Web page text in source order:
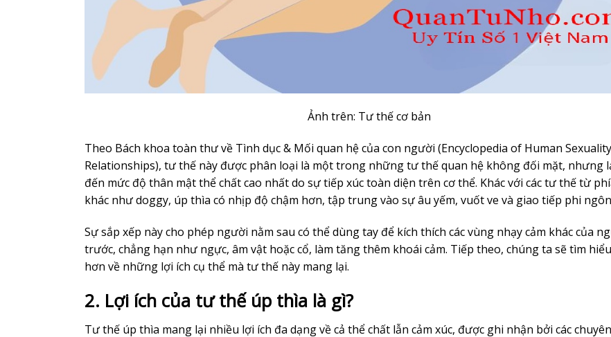
Ảnh trên: Tư thế cơ bản
Theo Bách khoa toàn thư về Tình dục & Mối quan hệ của con người (Encyclopedia of Human
Relationships), tư thế này được phân loại là một trong những tư thế quan hệ không đối mặt, nhưng
đến mức độ thân mật thể chất cao nhất do sự tiếp xúc toàn diện trên cơ thể. Khác với các tư thế từ
khác như doggy, úp thìa có nhịp độ chậm hơn, tập trung vào sự âu yếm, vuốt ve và giao tiếp phi
Sự sắp xếp này cho phép người nằm sau có thể dùng tay để kích thích các vùng nhạy cảm khác của
trước, chẳng hạn như ngực, âm vật hoặc cổ, làm tăng thêm khoái cảm. Tiếp theo, chúng ta sẽ tìm
hơn về những lợi ích cụ thể mà tư thế này mang lại.
2. Lợi ích của tư thế úp thìa là gì?
Tư thế úp thìa mang lại nhiều lợi ích đa dạng về cả thể chất lẫn cảm xúc, được ghi nhận bởi các